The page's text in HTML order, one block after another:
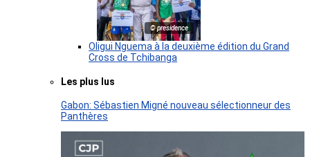
© presidence
Oligui Nguema à la deuxième édition du Grand
Cross de Tchibanga
Les plus lus
Gabon: Sébastien Migné nouveau sélectionneur des
Panthères